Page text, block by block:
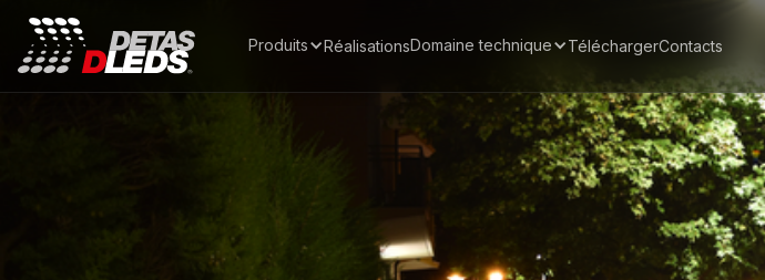
Produits RéalisationsDomaine technique TéléchargerContacts